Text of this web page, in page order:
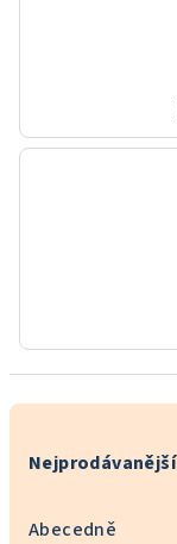
Nejprodávanější
Abecedně